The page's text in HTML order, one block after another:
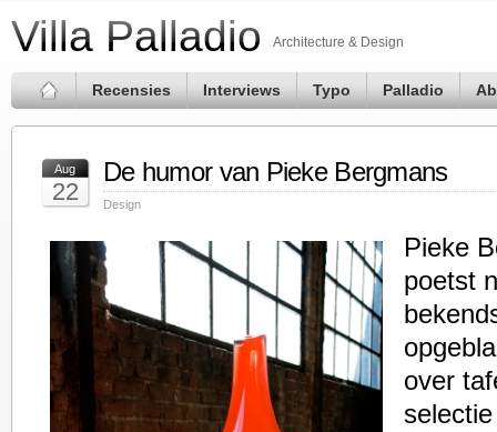
Villa Palladio Architecture & Design
Recensies Interviews Typo Palladio
Aug
22
De humor van Pieke Bergmans
Design
Pieke
poetst
over